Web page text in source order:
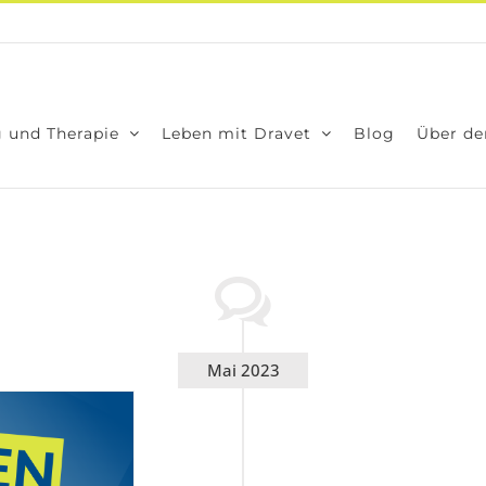
und The­ra­pie Leben mit Dra­vet Blog Über
Mai 2023